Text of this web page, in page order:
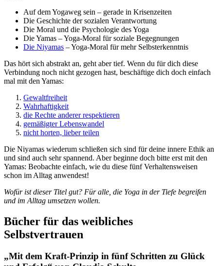
Auf dem Yogaweg sein – gerade in Krisenzeiten
Die Geschichte der sozialen Verantwortung
Die Moral und die Psychologie des Yoga
Die Yamas – Yoga-Moral für soziale Begegnungen
Die Niyamas – Yoga-Moral für mehr Selbsterkenntnis
Das hört sich abstrakt an, geht aber tief. Wenn du für dich diese
Verbindung noch nicht gezogen hast, beschäftige dich doch einfach
mal mit den Yamas:
Gewaltfreiheit
Wahrhaftigkeit
die Rechte anderer respektieren
gemäßigter Lebenswandel
nicht horten, lieber teilen
Die Niyamas wiederum schließen sich sind für deine innere Ethik an
und sind auch sehr spannend. Aber beginne doch bitte erst mit den
Yamas: Beobachte einfach, wie du diese fünf Verhaltensweisen
schon im Alltag anwendest!
Wofür ist dieser Titel gut? Für alle, die Yoga in der Tiefe begreifen
und im Alltag umsetzen wollen.
Bücher für das weibliches
Selbstvertrauen
„Mit dem Kraft-Prinzip in fünf Schritten zu Glück